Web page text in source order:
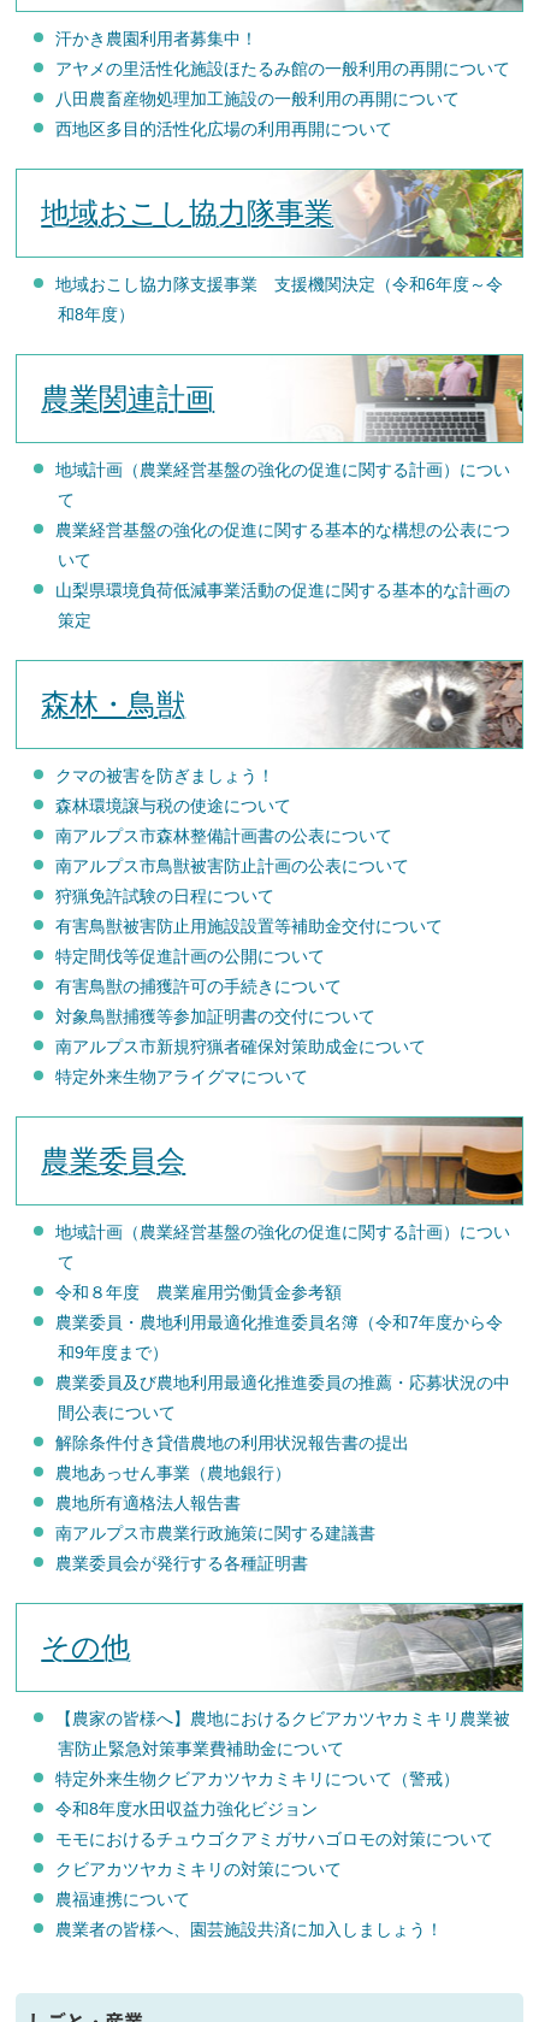
汗かき農園利用者募集中！
アヤメの里活性化施設ほたるみ館の一般利用の再開について
八田農畜産物処理加工施設の一般利用の再開について
西地区多目的活性化広場の利用再開について
地域おこし協力隊事業
地域おこし協力隊支援事業 支援機関決定（令和6年度～令
和8年度）
農業関連計画
地域計画（農業経営基盤の強化の促進に関する計画）につい
て
農業経営基盤の強化の促進に関する基本的な構想の公表につ
いて
山梨県環境負荷低減事業活動の促進に関する基本的な計画の
策定
森林・鳥獣
クマの被害を防ぎましょう！
森林環境譲与税の使途について
南アルプス市森林整備計画書の公表について
南アルプス市鳥獣被害防止計画の公表について
狩猟免許試験の日程について
有害鳥獣被害防止用施設設置等補助金交付について
特定間伐等促進計画の公開について
有害鳥獣の捕獲許可の手続きについて
対象鳥獣捕獲等参加証明書の交付について
南アルプス市新規狩猟者確保対策助成金について
特定外来生物アライグマについて
農業委員会
地域計画（農業経営基盤の強化の促進に関する計画）につい
て
令和８年度 農業雇用労働賃金参考額
農業委員・農地利用最適化推進委員名簿（令和7年度から令
和9年度まで）
農業委員及び農地利用最適化推進委員の推薦・応募状況の中
間公表について
解除条件付き貸借農地の利用状況報告書の提出
農地あっせん事業（農地銀行）
農地所有適格法人報告書
南アルプス市農業行政施策に関する建議書
農業委員会が発行する各種証明書
その他
【農家の皆様へ】農地におけるクビアカツヤカミキリ農業被
害防止緊急対策事業費補助金について
特定外来生物クビアカツヤカミキリについて（警戒）
令和8年度水田収益力強化ビジョン
モモにおけるチュウゴクアミガサハゴロモの対策について
クビアカツヤカミキリの対策について
農福連携について
農業者の皆様へ、園芸施設共済に加入しましょう！